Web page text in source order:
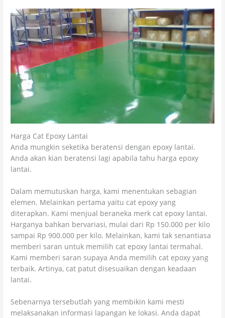
Harga Cat Epoxy Lantai
Anda mungkin seketika beratensi dengan epoxy lantai.
Anda akan kian beratensi lagi apabila tahu harga epoxy
lantai.
Dalam memutuskan harga, kami menentukan sebagian
elemen. Melainkan pertama yaitu cat epoxy yang
diterapkan. Kami menjual beraneka merk cat epoxy lantai.
Harganya bahkan bervariasi, mulai dari Rp 150.000 per kilo
sampai Rp 900.000 per kilo. Melainkan, kami tak senantiasa
memberi saran untuk memilih cat epoxy lantai termahal.
Kami memberi saran supaya Anda memilih cat epoxy yang
terbaik. Artinya, cat patut disesuaikan dengan keadaan
lantai.
Sebenarnya tersebutlah yang membikin kami mesti
melaksanakan informasi lapangan ke lokasi. Anda dapat